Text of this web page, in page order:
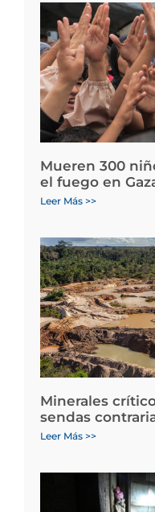
Mueren 300
el fuego en
Leer Más >>
Minerales
sendas
Leer Más >>